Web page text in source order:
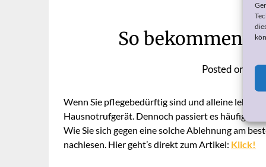
So bekommen
Posted on
Wenn Sie pflegebedürftig sind und alleine leben,
Hausnotrufgerät. Dennoch passiert es häufig,
Wie Sie sich gegen eine solche Ablehnung am
nachlesen. Hier geht’s direkt zum Artikel: Klick!